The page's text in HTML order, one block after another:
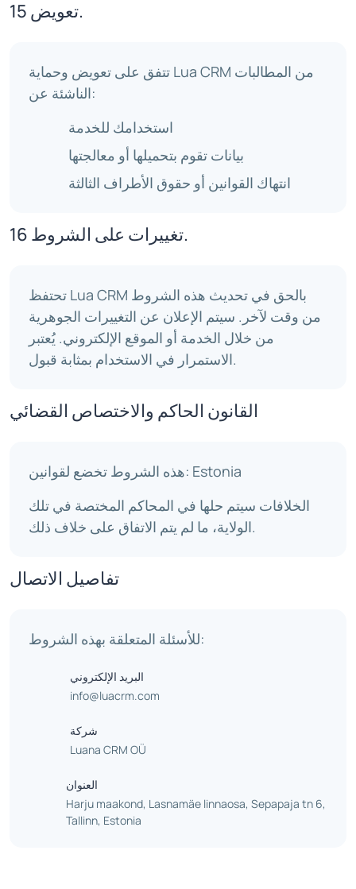
تعويض 15.
تتفق على تعويض وحماية Lua CRM من المطالبات
الناشئة عن:
استخدامك للخدمة
بيانات تقوم بتحميلها أو معالجتها
انتهاك القوانين أو حقوق الأطراف الثالثة
تغييرات على الشروط 16.
تحتفظ Lua CRM بالحق في تحديث هذه الشروط
من وقت لآخر. سيتم الإعلان عن التغييرات الجوهرية
من خلال الخدمة أو الموقع الإلكتروني. يُعتبر
الاستمرار في الاستخدام بمثابة قبول.
القانون الحاكم والاختصاص القضائي
هذه الشروط تخضع لقوانين: Estonia
الخلافات سيتم حلها في المحاكم المختصة في تلك
الولاية، ما لم يتم الاتفاق على خلاف ذلك.
تفاصيل الاتصال
للأسئلة المتعلقة بهذه الشروط:
البريد الإلكتروني
info@luacrm.com
شركة
Luana CRM OÜ
العنوان
Harju maakond, Lasnamäe linnaosa, Sepapaja tn 6,
Tallinn, Estonia